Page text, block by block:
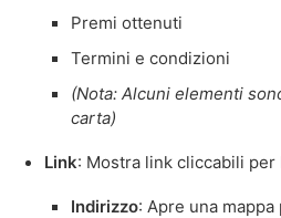
Premi ottenuti
Termini e condizioni
(Nota: Alcuni elementi
carta)
Link: Mostra link cliccabili per
Indirizzo: Apre una